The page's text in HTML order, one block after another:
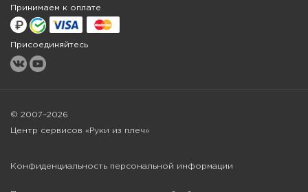
Принимаем к оплате
Присоединяйтесь
© 2007–2026
Центр сервисов «Руки из плеч»
Конфиденциальность персональной информации